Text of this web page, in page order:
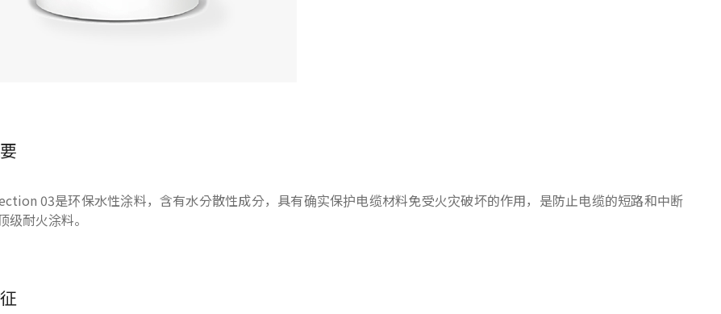
03是环保水性涂料，含有水分散性成分，具有确实保护电缆材料免受火灾破坏的作用，是防止电缆的短路和中断
级耐火涂料。